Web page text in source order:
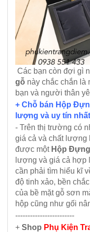
Các bạn còn đợi gì
gỗ này chắc chắn là
bạn và người thân
+ Chỗ bán Hộp
lượng và uy tín
- Trên thị trường có
giá cả và chất lượng
được một Hộp
lượng và giá cả hợp
cần phải tìm hiểu kĩ
độ tinh xảo, bền
của bề mặt gỗ sơn
hộp cũng như gối
------------------------
+ Shop Phụ Kiện